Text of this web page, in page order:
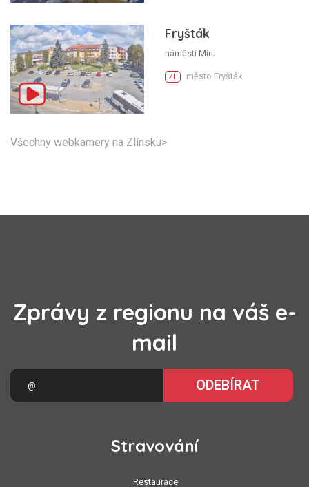
Fryšták
náměstí Míru
ZL město Fryšták
Všechny webkamery na Zlínsku>
Zprávy z regionu na váš e-
mail
ODEBÍRAT
Stravování
Restaurace